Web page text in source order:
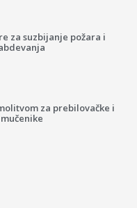
za suzbijanje požara i
za prebilovačke i